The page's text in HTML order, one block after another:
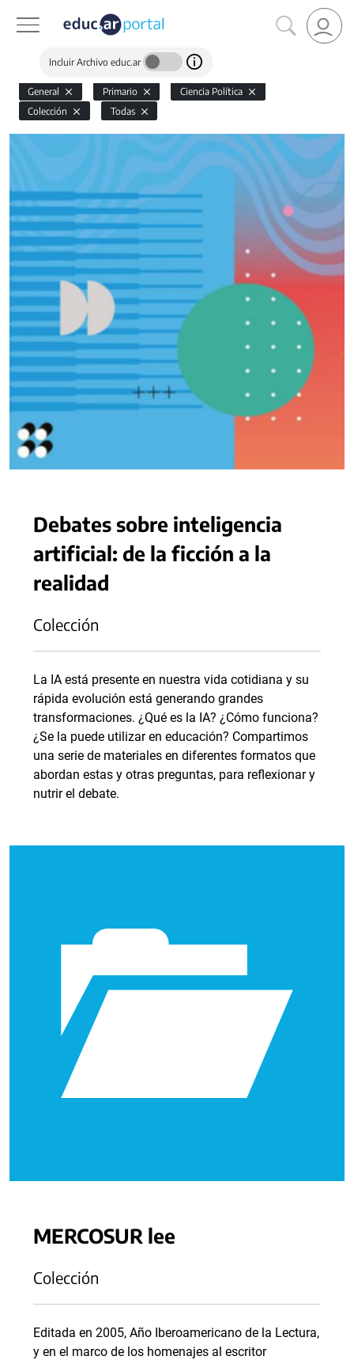
Incluir Archivo educ.ar
General Primario
Ciencia Política
Colección
Todas
Debates sobre inteligencia
artificial: de la ficción a la
realidad
Colección
La IA está presente en nuestra vida cotidiana y su
rápida evolución está generando grandes
transformaciones. ¿Qué es la IA? ¿Cómo funciona?
¿Se la puede utilizar en educación? Compartimos
una serie de materiales en diferentes formatos que
abordan estas y otras preguntas, para reflexionar y
nutrir el debate.
MERCOSUR lee
Colección
Editada en 2005, Año Iberoamericano de la Lectura,
y en el marco de los homenajes al escritor